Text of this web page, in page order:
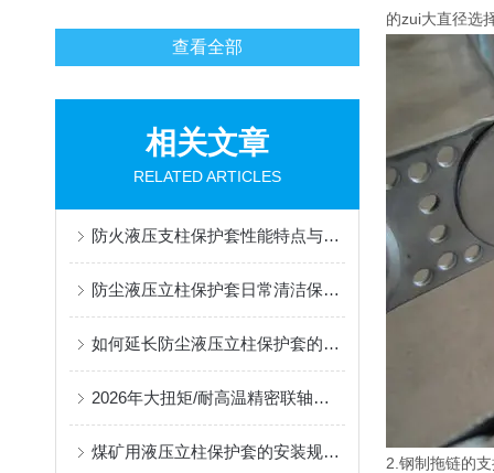
查看全部
相关文章
RELATED ARTICLES
防火液压支柱保护套性能特点与阻燃防护应用
防尘液压立柱保护套日常清洁保养与更换规范
如何延长防尘液压立柱保护套的使用寿命？
2026年大扭矩/耐高温精密联轴器定制找哪家？能实现精准定制的优质厂家盘点
煤矿用液压立柱保护套的安装规范与使用寿命提升方案
的zui大直径选
2.钢制拖链的